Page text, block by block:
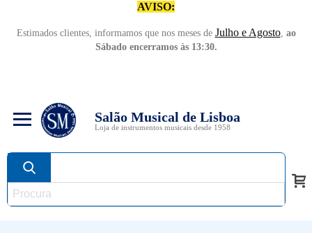
AVISO:
Estimados clientes, informamos que nos meses de Julho e Agosto, ao
Sábado encerramos às 13:30.
Salão Musical de Lisboa
Loja de instrumentos musicais desde 1958